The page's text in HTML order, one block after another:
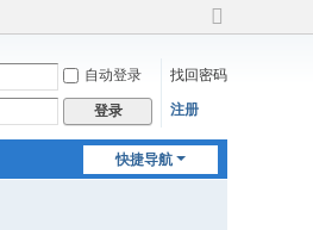
切
到
自动登录 找回密码
登录 注册
快捷导航